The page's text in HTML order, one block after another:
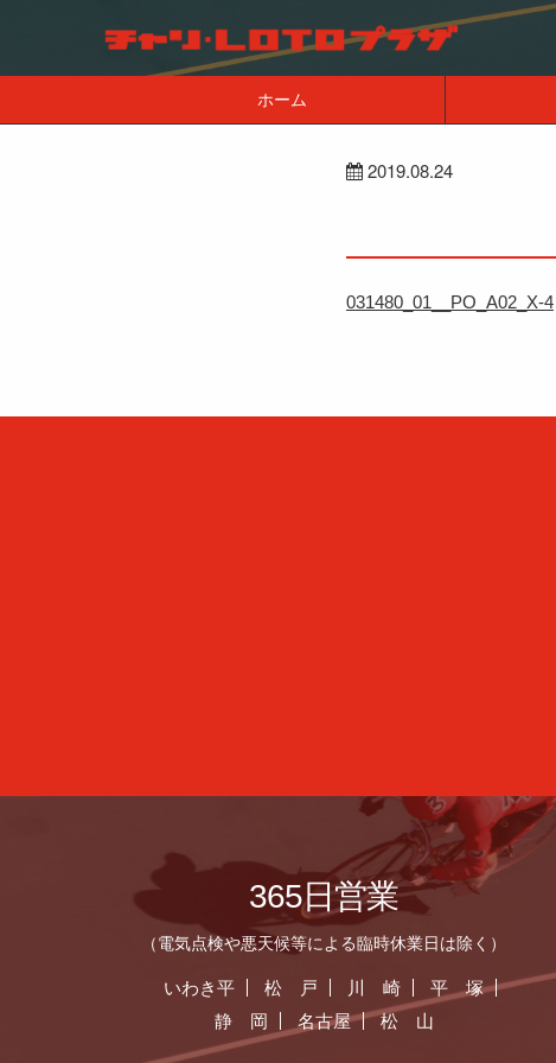
ホーム
2019.08.24
031480_01__PO_A02_X-4
365日営業
（電気点検や悪天候等による臨時休業日は除く）
いわき平 松 戸 川 崎
平 塚
静 岡
名古屋 松 山